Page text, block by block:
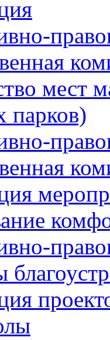
мест
парков)